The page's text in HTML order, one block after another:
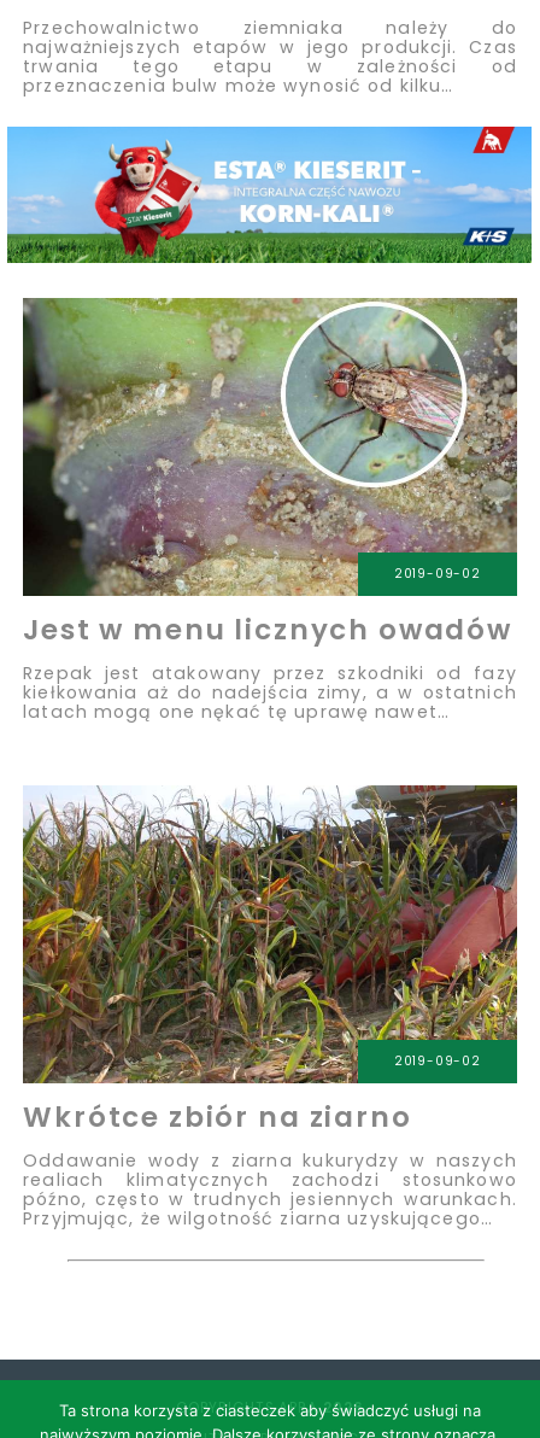
Przechowalnictwo ziemniaka należy do
najważniejszych etapów w jego produkcji. Czas
trwania tego etapu w zależności od
przeznaczenia bulw może wynosić od kilku…
2019-09-02
Jest w menu licznych owadów
Rzepak jest atakowany przez szkodniki od fazy
kiełkowania aż do nadejścia zimy, a w ostatnich
latach mogą one nękać tę uprawę nawet…
2019-09-02
Wkrótce zbiór na ziarno
Oddawanie wody z ziarna kukurydzy w naszych
realiach klimatycznych zachodzi stosunkowo
późno, często w trudnych jesiennych warunkach.
Przyjmując, że wilgotność ziarna uzyskującego…
COPYRIGHTS APRA2026
Ta strona korzysta z ciasteczek aby świadczyć usługi na